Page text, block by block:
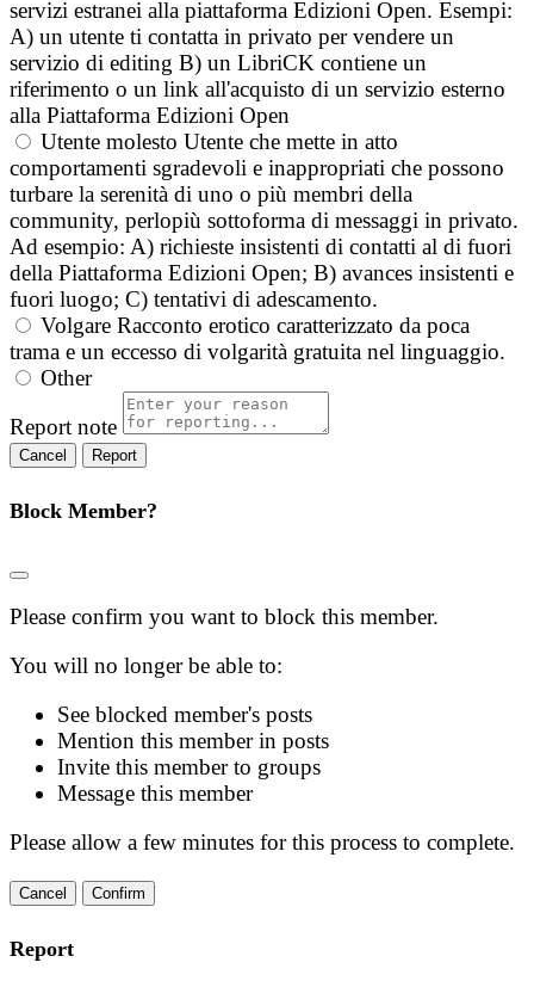
servizi estranei alla piattaforma Edizioni Open. Esempi:
A) un utente ti contatta in privato per vendere un
servizio di editing B) un LibriCK contiene un
riferimento o un link all'acquisto di un servizio esterno
alla Piattaforma Edizioni Open
Utente molesto Utente che mette in atto
comportamenti sgradevoli e inappropriati che possono
turbare la serenità di uno o più membri della
community, perlopiù sottoforma di messaggi in privato.
Ad esempio: A) richieste insistenti di contatti al di fuori
della Piattaforma Edizioni Open; B) avances insistenti e
fuori luogo; C) tentativi di adescamento.
Volgare Racconto erotico caratterizzato da poca
trama e un eccesso di volgarità gratuita nel linguaggio.
Other
Report note
Report
Block Member?
Please confirm you want to block this member.
You will no longer be able to:
See blocked member's posts
Mention this member in posts
Invite this member to groups
Message this member
Please allow a few minutes for this process to complete.
Confirm
Report